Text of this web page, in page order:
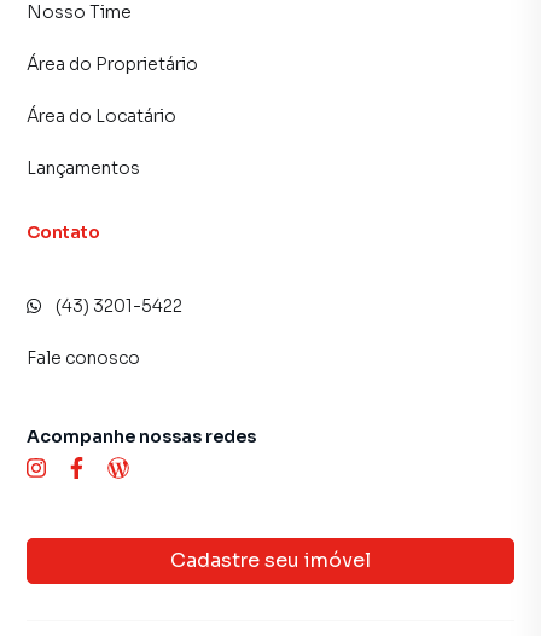
Nosso Time
Área do Proprietário
Área do Locatário
Lançamentos
Contato
(43) 3201-5422
Fale conosco
Cadastre seu imóvel
Acompanhe nossas redes